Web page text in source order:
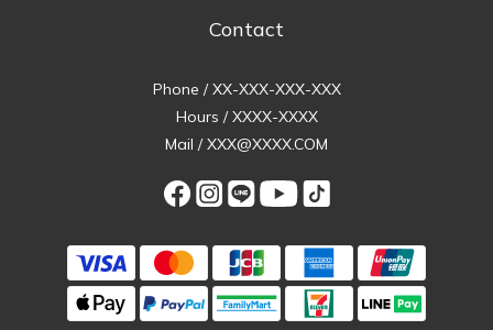
Contact
Phone / XX-XXX-XXX-XXX
Hours / XXXX-XXXX
Mail / XXX@XXXX.COM